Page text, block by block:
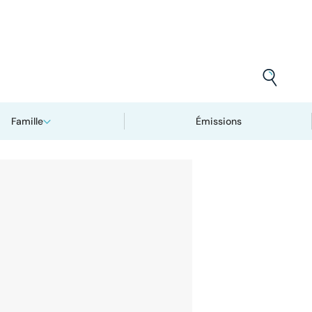
Famille Émissions